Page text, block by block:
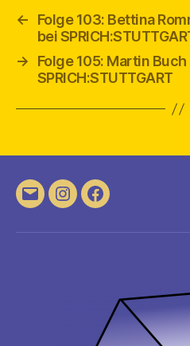
←
Folge 103: Bettina
bei
→
Folge 105: Martin
SPRICH:STUTTGART
E-
InstagramFacebook